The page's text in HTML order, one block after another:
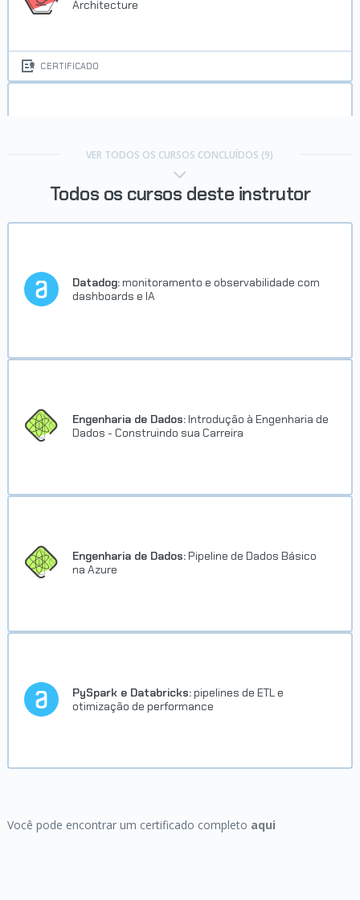
Architecture
CERTIFICADO
CERTIFICADO
Java e Spring
PostgreSQL
VER TODOS OS CURSOS CONCLUÍDOS (9)
Todos os cursos deste instrutor
Datadog: monitoramento e observabilidade com
dashboards e IA
Engenharia de Dados: Introdução à Engenharia de
Dados - Construindo sua Carreira
Engenharia de Dados: Pipeline de Dados Básico
na Azure
PySpark e Databricks: pipelines de ETL e
otimização de performance
Você pode encontrar um certificado completo aqui